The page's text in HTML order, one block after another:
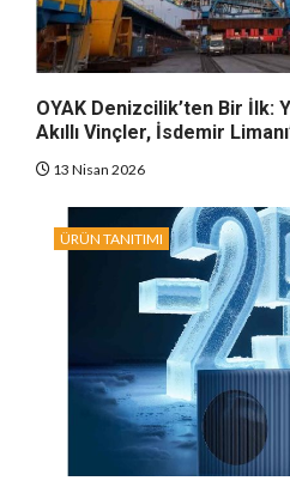
OYAK Denizcilik’ten Bir İlk:
Akıllı Vinçler, İsdemir
13 Nisan 2026
ÜRÜN TANITIMI